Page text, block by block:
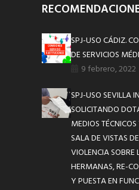
SPJ-USO CÁDIZ.
DE SERVICIOS
9 febrero, 2022
SPJ-USO SEVILLA
SOLICITANDO
MEDIOS
SALA DE VISTAS
VIOLENCIA SOBRE
HERMANAS, RE-
Y PUESTA EN